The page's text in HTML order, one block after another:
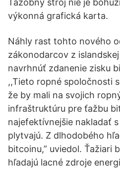
Ťažobný stroj nie je
výkonná grafická karta.
Náhly rast tohto nového
zákonodarcov z
navrhnúť zdanenie zisku
,,Tieto ropné spoločnosti
že by mali na svojich
infraštruktúru pre ťažbu
najefektívnejšie nakladať
plytvajú. Z dlhodobého
bitcoinu,” uviedol. Ťažiari
hľadajú lacné zdroje